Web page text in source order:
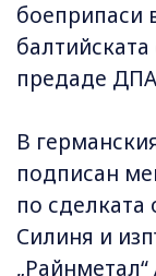
боеприпаси
предаде
В
подписан
по сделката
Силиня и